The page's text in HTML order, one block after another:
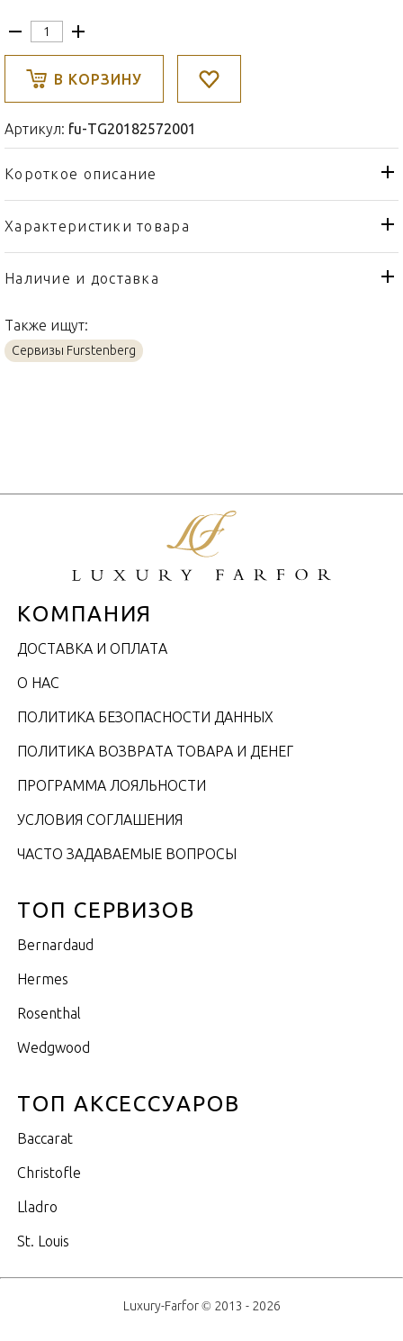
В КОРЗИНУ
Артикул: fu-TG20182572001
Короткое описание
Характеристики товара
Тип товара
Кружка
Бренд
Страна производителя
Материал
Наличие и доставка
Также ищут:
Сервизы Furstenberg
КОМПАНИЯ
ДОСТАВКА И ОПЛАТА
О НАС
ПОЛИТИКА БЕЗОПАСНОСТИ ДАННЫХ
ПОЛИТИКА ВОЗВРАТА ТОВАРА И ДЕНЕГ
ПРОГРАММА ЛОЯЛЬНОСТИ
УСЛОВИЯ СОГЛАШЕНИЯ
ЧАСТО ЗАДАВАЕМЫЕ ВОПРОСЫ
ТОП СЕРВИЗОВ
Bernardaud
Hermes
Rosenthal
Wedgwood
ТОП АКСЕССУАРОВ
Baccarat
Christofle
Lladro
St. Louis
Luxury-Farfor © 2013 - 2026